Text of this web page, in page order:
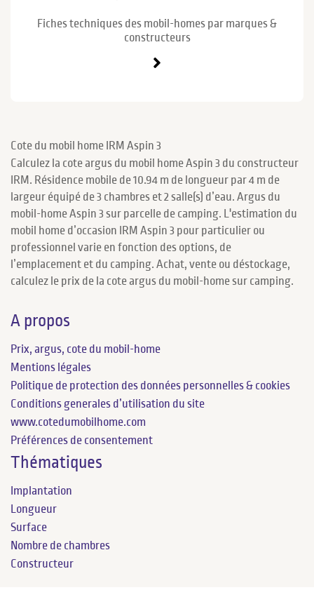
Fiches techniques des mobil-homes par marques &
constructeurs
Cote du mobil home IRM Aspin 3
Calculez la cote argus du mobil home Aspin 3 du constructeur
IRM. Résidence mobile de 10.94 m de longueur par 4 m de
largeur équipé de 3 chambres et 2 salle(s) d’eau. Argus du
mobil-home Aspin 3 sur parcelle de camping. L'estimation du
mobil home d’occasion IRM Aspin 3 pour particulier ou
professionnel varie en fonction des options, de
l’emplacement et du camping. Achat, vente ou déstockage,
calculez le prix de la cote argus du mobil-home sur camping.
A propos
Prix, argus, cote du mobil-home
Mentions légales
Politique de protection des données personnelles & cookies
Conditions generales d’utilisation du site
www.cotedumobilhome.com
Préférences de consentement
Thématiques
Implantation
Longueur
Surface
Nombre de chambres
Constructeur